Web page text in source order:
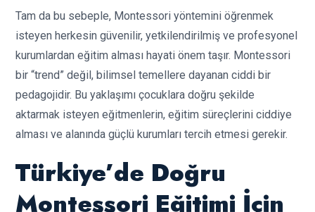
Tam da bu sebeple, Montessori yöntemini öğrenmek
isteyen herkesin güvenilir, yetkilendirilmiş ve profesyonel
kurumlardan eğitim alması hayati önem taşır. Montessori
bir “trend” değil, bilimsel temellere dayanan ciddi bir
pedagojidir. Bu yaklaşımı çocuklara doğru şekilde
aktarmak isteyen eğitmenlerin, eğitim süreçlerini ciddiye
alması ve alanında güçlü kurumları tercih etmesi gerekir.
Türkiye’de Doğru
Montessori Eğitimi İçin